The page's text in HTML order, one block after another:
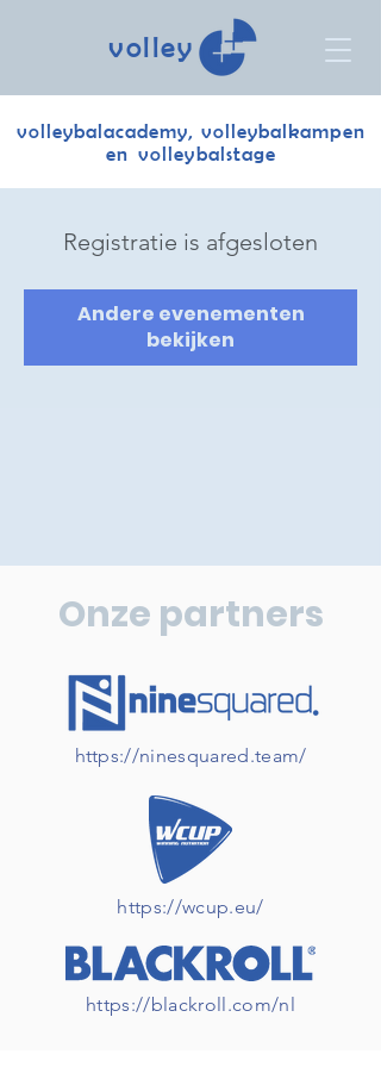
volley
volleybalacademy, volleybalkampen
en volleybalstage
Registratie is afgesloten
Andere evenementen
bekijken
Onze partners
https://ninesquared.team/
https://wcup.eu/
https://blackroll.com/nl